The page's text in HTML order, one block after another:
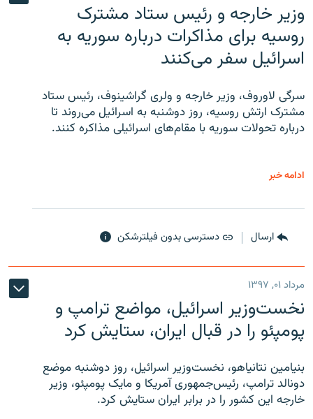
وزیر خارجه و رئیس‌ ستاد مشترک
روسیه برای مذاکرات درباره سوریه به
اسرائیل سفر می‌کنند
سرگی لاوروف، وزیر خارجه و ولری گراشینوف، رئیس ستاد
مشترک ارتش روسیه، روز دوشنبه به اسرائیل می‌روند تا
درباره تحولات سوریه با مقام‌های اسرائیلی مذاکره کنند.
ادامه خبر
ارسال دسترسی بدون فیلترشکن
مرداد ۰۱, ۱۳۹۷
نخست‌وزیر اسرائیل، مواضع ترامپ و
پومپئو را در قبال ایران، ستایش کرد
بنیامین نتانیاهو، نخست‌وزیر اسرائیل، روز دوشنبه موضع
دونالد ترامپ، رئیس‌جمهوری آمریکا و مایک پومپئو، وزیر
خارجه این کشور را در برابر ایران ستایش کرد.